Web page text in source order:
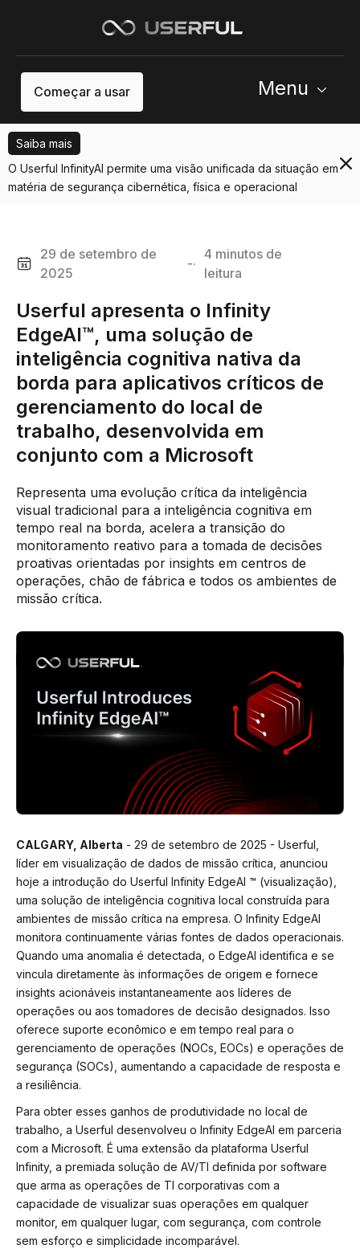
Começar a usar Menu
Saiba mais
O Userful InfinityAI permite uma visão unificada da situação em
matéria de segurança cibernética, física e operacional
29 de setembro de
2025
-·
4 minutos de
leitura
Userful apresenta o Infinity
EdgeAI™, uma solução de
inteligência cognitiva nativa da
borda para aplicativos críticos de
gerenciamento do local de
trabalho, desenvolvida em
conjunto com a Microsoft
Representa uma evolução crítica da inteligência
visual tradicional para a inteligência cognitiva em
tempo real na borda, acelera a transição do
monitoramento reativo para a tomada de decisões
proativas orientadas por insights em centros de
operações, chão de fábrica e todos os ambientes de
missão crítica.
CALGARY, Alberta - 29 de setembro de 2025 - Userful,
líder em visualização de dados de missão crítica, anunciou
hoje a introdução do Userful Infinity EdgeAI ™ (visualização),
uma solução de inteligência cognitiva local construída para
ambientes de missão crítica na empresa. O Infinity EdgeAI
monitora continuamente várias fontes de dados operacionais.
Quando uma anomalia é detectada, o EdgeAI identifica e se
vincula diretamente às informações de origem e fornece
insights acionáveis instantaneamente aos líderes de
operações ou aos tomadores de decisão designados. Isso
oferece suporte econômico e em tempo real para o
gerenciamento de operações (NOCs, EOCs) e operações de
segurança (SOCs), aumentando a capacidade de resposta e
a resiliência.
Para obter esses ganhos de produtividade no local de
trabalho, a Userful desenvolveu o Infinity EdgeAI em parceria
com a Microsoft. É uma extensão da plataforma Userful
Infinity, a premiada solução de AV/TI definida por software
que arma as operações de TI corporativas com a
capacidade de visualizar suas operações em qualquer
monitor, em qualquer lugar, com segurança, com controle
sem esforço e simplicidade incomparável.